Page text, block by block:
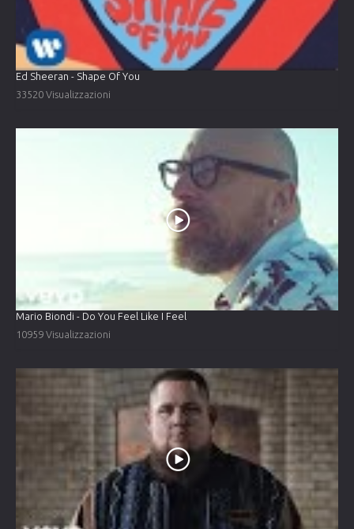
Ed Sheeran - Shape Of You
33520 Visualizzazioni
Mario Biondi - Do You Feel Like I Feel
10959 Visualizzazioni